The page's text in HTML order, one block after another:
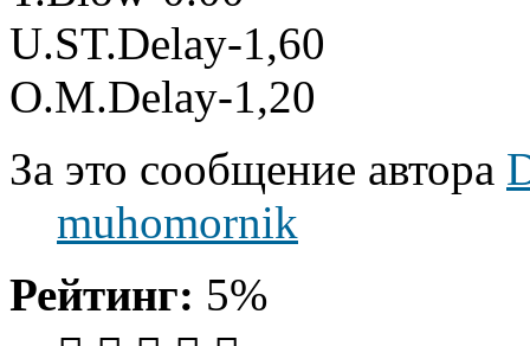
U.ST.Delay-1,60
O.M.Delay-1,20
За это сообщение автора
muhomornik
Рейтинг: 5%